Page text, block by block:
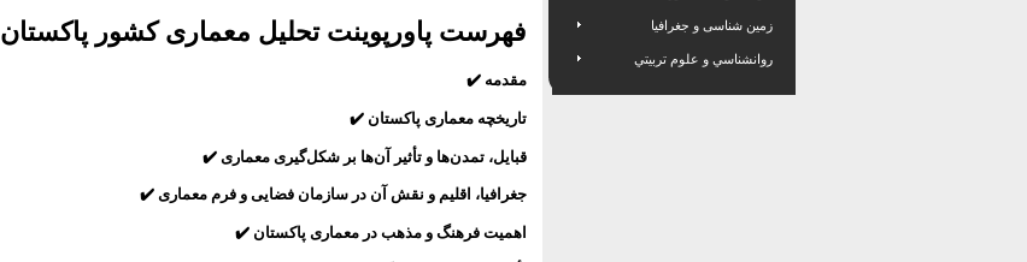
فهرست پاورپوینت تحلیل معماری کشور پاکستان
مقدمه ✔️
تاریخچه معماری پاکستان ✔️
قبایل، تمدن‌ها و تأثیر آن‌ها بر شکل‌گیری معماری ✔️
جغرافیا، اقلیم و نقش آن در سازمان فضایی و فرم معماری ✔️
اهمیت فرهنگ و مذهب در معماری پاکستان ✔️
زمین شناسی و جغرافیا
روانشناسي و علوم تربيتي